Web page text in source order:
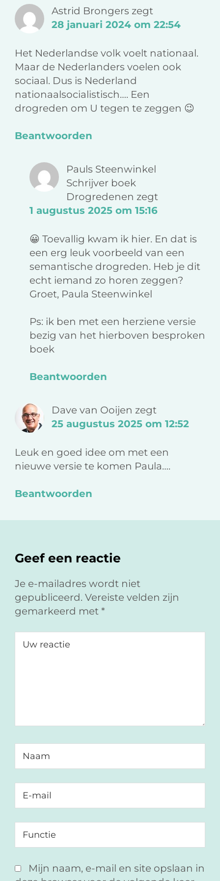
c
e
o
o
k
k
d
I
n
i
l
Astrid Brongers zegt
28 januari 2024 om 22:54
Het Nederlandse volk voelt nationaal.
Maar de Nederlanders voelen ook
sociaal. Dus is Nederland
nationaalsocialistisch…. Een
drogreden om U tegen te zeggen 😉
Beantwoorden
Pauls Steenwinkel
Schrijver boek
Drogredenen zegt
1 augustus 2025 om 15:16
😀 Toevallig kwam ik hier. En dat is
een erg leuk voorbeeld van een
semantische drogreden. Heb je dit
echt iemand zo horen zeggen?
Groet, Paula Steenwinkel
Ps: ik ben met een herziene versie
bezig van het hierboven besproken
boek
Beantwoorden
Dave van Ooijen zegt
25 augustus 2025 om 12:52
Leuk en goed idee om met een
nieuwe versie te komen Paula….
Beantwoorden
Geef een reactie
Je e-mailadres wordt niet
gepubliceerd. Vereiste velden zijn
gemarkeerd met *
Mijn naam, e-mail en site opslaan in